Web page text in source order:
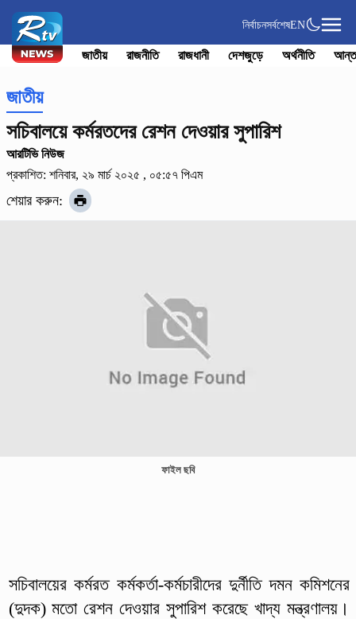
নির্বাচনসর্বশেষEN
জাতীয় রাজনীতি রাজধানী দেশজুড়ে অর্থনীতি
জাতীয়
সচিবালয়ে কর্মরতদের রেশন দেওয়ার সুপারিশ
আরটিভি নিউজ
প্রকাশিত: শনিবার, ২৯ মার্চ ২০২৫ , ০৫:৫৭ পিএম
শেয়ার করুন:
ফাইল ছবি
সচিবালয়ের কর্মরত কর্মকর্তা-কর্মচারীদের দুর্নীতি দমন কমিশনের
(দুদক) মতো রেশন দেওয়ার সুপারিশ করেছে খাদ্য মন্ত্রণালয়।